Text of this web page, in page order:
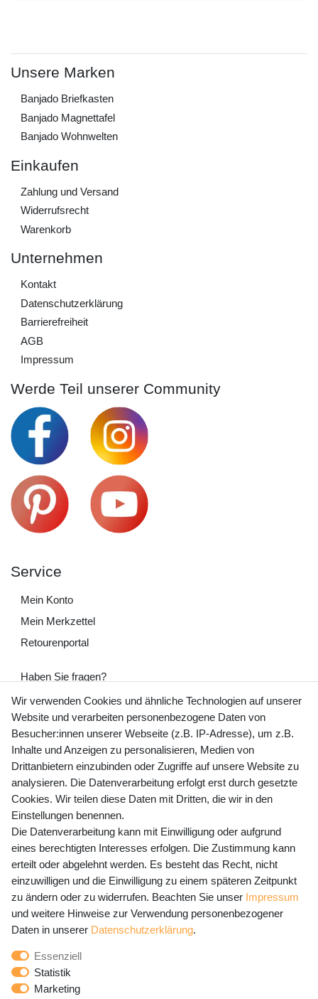
Unsere Marken
Banjado Briefkasten
Banjado Magnettafel
Banjado Wohnwelten
Einkaufen
Zahlung und Versand
Widerrufs­recht
Warenkorb
Unternehmen
Kontakt
Daten­schutz­erklärung
Barrierefreiheit
AGB
Impressum
Werde Teil unserer Community
Service
Mein Konto
Mein Merkzettel
Retourenportal
Haben Sie fragen?
+49 (0) 35243 460 400
Mo-Fr 9-15 Uhr
shop@banjado.com
Preisangaben inkl. gesetzl. MwSt. und zzgl. Service- und
Versandkosten
Newsletter Anmeldung - Keine Angebote
mehr verpassen!
E-MAIL **
Newsletter
Honig
Hiermit bestätige ich, dass ich die
gelesen habe. Meine Einwilligung kann ich jederzeit
widerrufen.**
Wir verwenden Cookies und ähnliche Technologien auf unserer
Website und verarbeiten personenbezogene Daten von
Besucher:innen unserer Webseite (z.B. IP-Adresse), um z.B.
Inhalte und Anzeigen zu personalisieren, Medien von
Drittanbietern einzubinden oder Zugriffe auf unsere Website zu
analysieren. Die Datenverarbeitung erfolgt erst durch gesetzte
Cookies. Wir teilen diese Daten mit Dritten, die wir in den
Einstellungen benennen.
Die Datenverarbeitung kann mit Einwilligung oder aufgrund
eines berechtigten Interesses erfolgen. Die Zustimmung kann
erteilt oder abgelehnt werden. Es besteht das Recht, nicht
einzuwilligen und die Einwilligung zu einem späteren Zeitpunkt
zu ändern oder zu widerrufen. Beachten Sie unser Impressum
und weitere Hinweise zur Verwendung personenbezogener
Daten in unserer Daten­schutz­erklärung.
Essenziell
Statistik
Marketing